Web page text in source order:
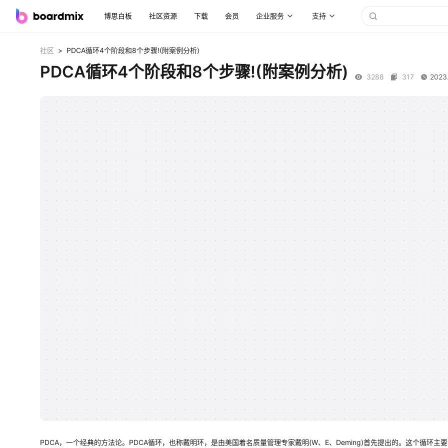
博思白板 社区资源 下载 会员 企业服务 支持
社区 > PDCA循环4个阶段和8个步骤!(附案例分析)
PDCA循环4个阶段和8个步骤!(附案例分析) 3288 317
PDCA，一个经典的方法论。PDCA循环，也称戴明环，是由美国着名质量管理专家戴明(W、E、Deming)首先提出的。这个循环主